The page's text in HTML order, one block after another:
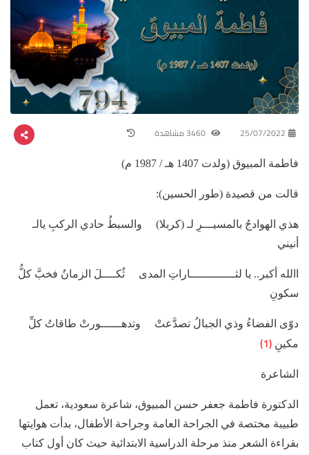
25/07/2022
فاطمة المبيوق (ولدت 1407 هـ / 1987 م)
قالت من قصيدة (طور الحسين):
هذي الهوادجُ بالمسيـــرِ لـ (كربلا) والسبطُ حادي الركبِ يالـ
أنيني
االله أكبر.. يا لثـــــــــــــاراتِ المدى ثُكــــلَ الزمانُ فخبَّ كلُّ
سكونِ
دوّى الفضاءُ وذي الجبالُ تصدَّعتْ وتدهــــــورتْ طاقاتُ كلِّ
مكينِ (1)
الشاعرة
الدكتورة فاطمة جعفر حسن المبيوق، شاعرة سعودية، تعمل
طبيبة مختصة في الجراحة العامة وجراحة الأطفال، بدأت هوايتها
بقراءة الشعر منذ مرحلة الدراسية الابتدائية حيث كان أول كتاب